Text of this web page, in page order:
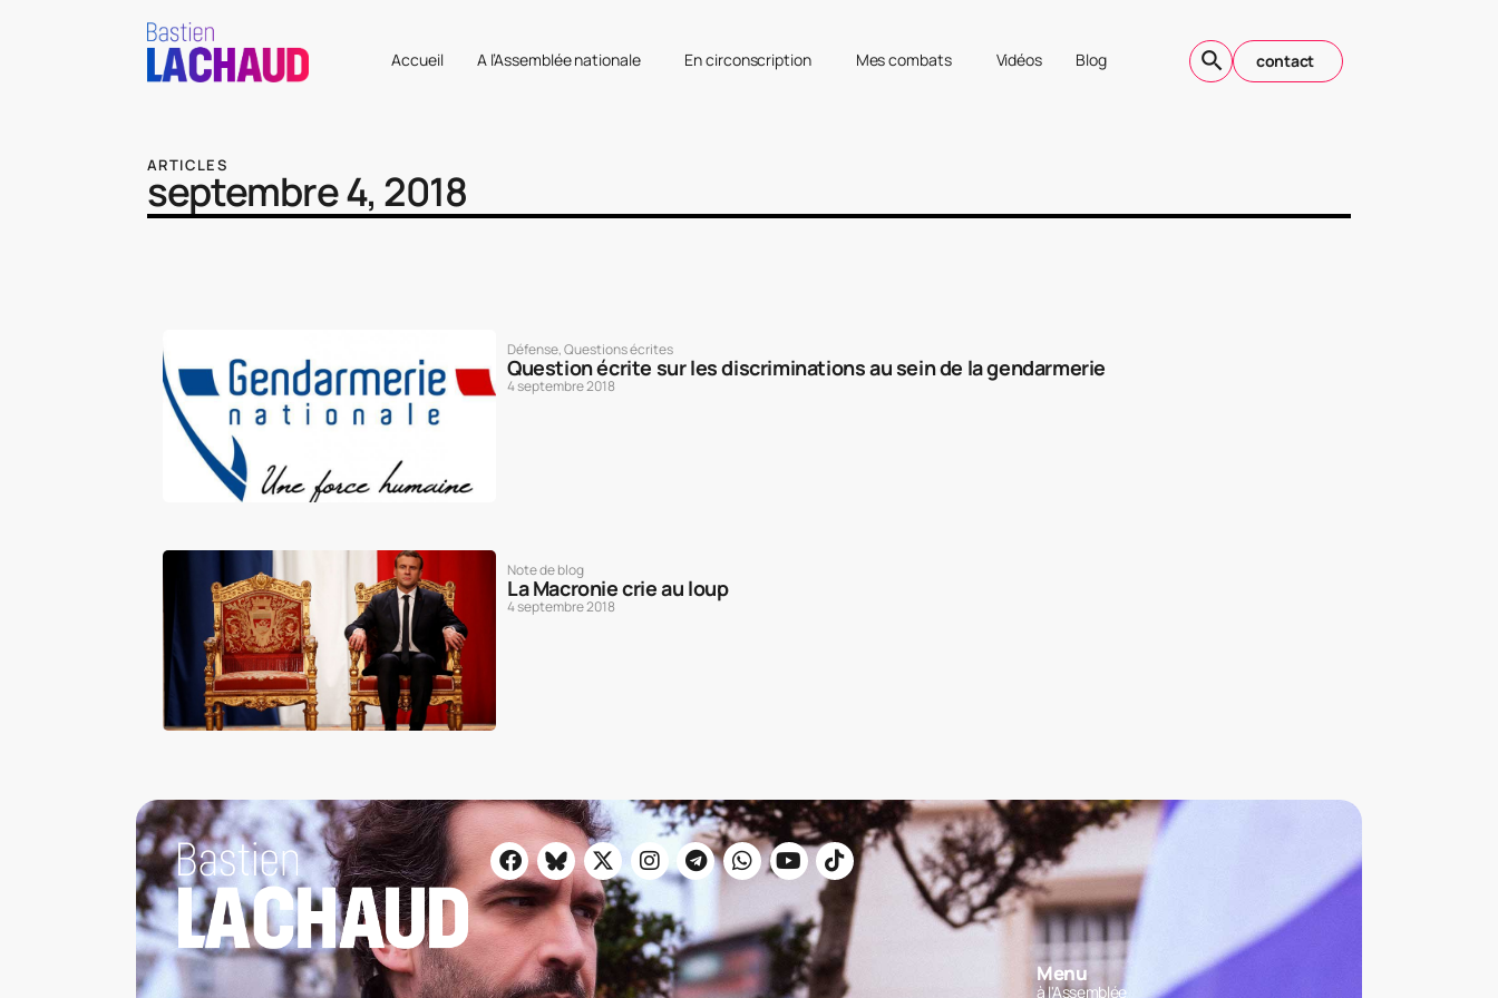
Accueil A l’Assemblée nationale En circonscription Mes combats Vidéos Blog contact
ARTICLES
septembre 4, 2018
Défense,Questions écrites
Question écrite sur les discriminations au sein de la gendarmerie
4 septembre 2018
Note de blog
La Macronie crie au loup
4 septembre 2018
Menu
à l'Assemblée